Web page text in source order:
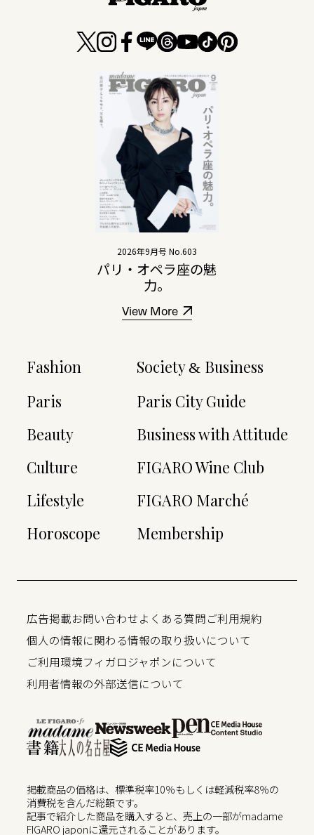
2026年9月号 No.603
パリ・オペラ座の魅
力。
View More
Fashion
Paris
Beauty
Culture
Lifestyle
Horoscope
Society& Business
Paris City Guide
Business with Attitude
FIGARO Wine Club
FIGARO Marché
Membership
広告掲載お問い合わせよくある質問ご利用規約
個人の情報に関わる情報の取り扱いについて
ご利用環境フィガロジャポンについて
利用者情報の外部送信について
掲載商品の価格は、標準税率10％もしくは軽減税率8％の
消費税を含んだ総額です。
記事で紹介した商品を購入すると、売上の一部がmadame
FIGARO japonに還元されることがあります。